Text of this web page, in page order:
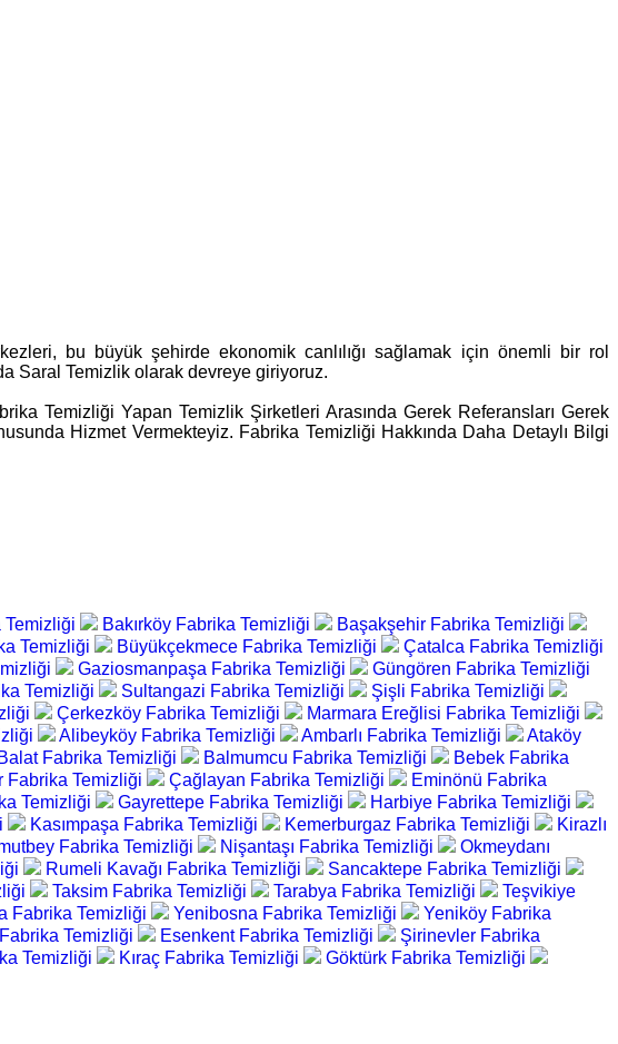
bu büyük şehirde ekonomik canlılığı sağlamak için önemli bir rol
Saral Temizlik olarak devreye giriyoruz.
Temizliği Yapan Temizlik Şirketleri Arasında Gerek Referansları Gerek
Hizmet Vermekteyiz. Fabrika Temizliği Hakkında Daha Detaylı Bilgi
Temizliği Bakırköy Fabrika Temizliği
Başakşehir Fabrika Temizliği
Temizliği Büyükçekmece Fabrika Temizliği
Çatalca Fabrika Temizliği
Gaziosmanpaşa Fabrika Temizliği
Güngören Fabrika Temizliği
Temizliği Sultangazi Fabrika Temizliği
Şişli Fabrika Temizliği
Çerkezköy Fabrika Temizliği
Marmara Ereğlisi Fabrika Temizliği
Alibeyköy Fabrika Temizliği Ambarlı Fabrika Temizliği
Ataköy
Balat Fabrika Temizliği Balmumcu Fabrika Temizliği
Bebek Fabrika
Fabrika Temizliği Çağlayan Fabrika Temizliği
Eminönü Fabrika
Temizliği Gayrettepe Fabrika Temizliği
Harbiye Fabrika Temizliği
Kasımpaşa Fabrika Temizliği Kemerburgaz Fabrika Temizliği
Kirazlı
Fabrika Temizliği Nişantaşı Fabrika Temizliği
Okmeydanı
Rumeli Kavağı Fabrika Temizliği
Sancaktepe Fabrika Temizliği
Taksim Fabrika Temizliği Tarabya Fabrika Temizliği
Teşvikiye
Fabrika Temizliği Yenibosna Fabrika Temizliği
Yeniköy Fabrika
Temizliği Esenkent Fabrika Temizliği
Şirinevler Fabrika
Temizliği Kıraç Fabrika Temizliği
Göktürk Fabrika Temizliği